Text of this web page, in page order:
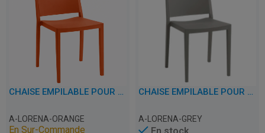
CHAISE EMPILABLE POUR TERRASSE, CAFÉ, RESTAURANT ET HORECA – LORENA – PLASTIQUE
A-LORENA-ORANGE
En Sur-Commande
CHAISE EMPILABLE POUR TERRASSE, CAFÉ, RESTAURANT ET HORECA – LORENA – PLASTIQUE
A-LORENA-GREY